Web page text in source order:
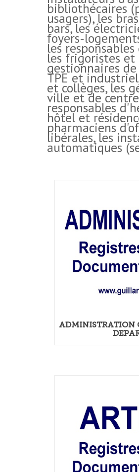
bibliothécaires
usagers), les
bars, les
foyers-
les
les frigoristes et
gestionnaires
TPE et
et collèges, les
ville et de
responsables
hôtel et
pharmaciens
libérales, les
automatiques
ADMINISTRATION